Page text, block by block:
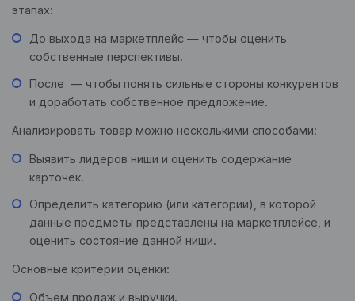
этапах:
До выхода на маркетплейс — чтобы оценить
собственные перспективы.
После — чтобы понять сильные стороны конкурентов
и доработать собственное предложение.
Анализировать товар можно несколькими способами:
Выявить лидеров ниши и оценить содержание
карточек.
Определить категорию (или категории), в которой
данные предметы представлены на маркетплейсе, и
оценить состояние данной ниши.
Основные критерии оценки:
Объем продаж и выручки.